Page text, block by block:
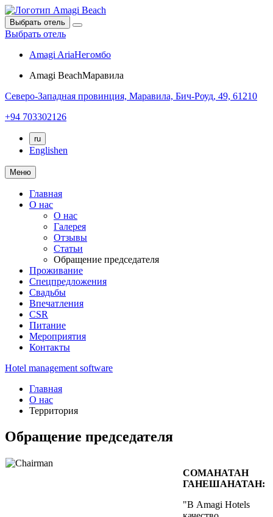
Выбрать отель
Выбрать отель
Amagi AriaНегомбо
Amagi BeachМаравила
Северо-Западная провинция, Маравила, Бич-Роуд, 49, 61210
+94 703302126
ru
Englishen
Меню
Главная
О нас
О нас
Галерея
Отзывы
Статьи
Обращение председателя
Проживание
Спецпредложения
Свадьбы
Впечатления
CSR
Питание
Мероприятия
Контакты
Hotel management software
Главная
О нас
Территория
Обращение председателя
СОМАНАТАН
ГАНЕШАНАТАН:
"В Amagi Hotels